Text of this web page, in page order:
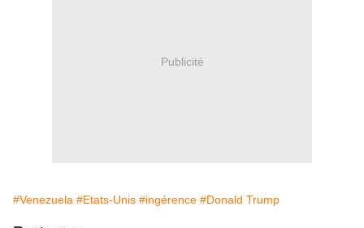
Publicité
#Venezuela #Etats-Unis #ingérence #Donald Trump